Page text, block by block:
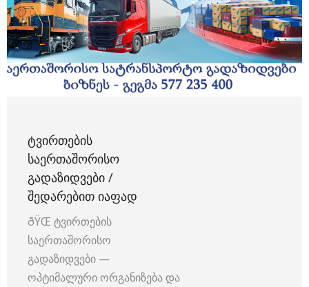
ᲢᲕᲘᲠᲗᲔᲑᲘᲡ
ᲡᲐᲔᲠᲗᲐᲨᲝᲠᲘᲡᲝ
ᲒᲐᲓᲐᲖᲘᲓᲕᲔᲑᲘ /
ᲨᲔᲓᲐᲠᲔᲑᲘᲗ ᲘᲐᲤᲐᲓ
ðŸŒ ტვირთების
საერთაშორისო
გადაზიდვები —
ოპტიმალური ორგანიზება და